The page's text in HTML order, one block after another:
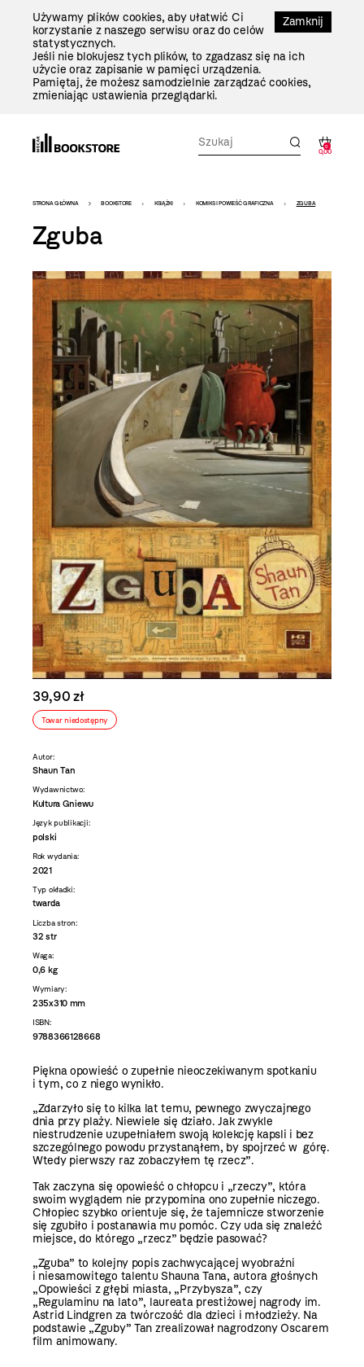
Zamknij
Używamy plików cookies, aby ułatwić Ci
korzystanie z naszego serwisu oraz do celów
statystycznych.
Jeśli nie blokujesz tych plików, to zgadzasz się na ich
użycie oraz zapisanie w pamięci urządzenia.
Pamiętaj, że możesz samodzielnie zarządzać cookies,
zmieniając ustawienia przeglądarki.
0
0,00
Bookstore
-
szablon
szczegóły
STRONA GŁÓWNA BOOKSTORE KSIĄŻKI KOMIKS I POWIEŚĆ GRAFICZNA ZGUBA
Zguba
39,90 zł
Towar niedostępny
Autor:
Shaun Tan
Wydawnictwo:
Kultura Gniewu
Język publikacji:
polski
Rok wydania:
2021
Typ okładki:
twarda
Liczba stron:
32 str
Waga:
0,6 kg
Wymiary:
235x310 mm
ISBN:
9788366128668
Piękna opowieść o zupełnie nieoczekiwanym spotkaniu
i tym, co z niego wynikło.
„Zdarzyło się to kilka lat temu, pewnego zwyczajnego
dnia przy plaży. Niewiele się działo. Jak zwykle
niestrudzenie uzupełniałem swoją kolekcję kapsli i bez
szczególnego powodu przystanąłem, by spojrzeć w górę.
Wtedy pierwszy raz zobaczyłem tę rzecz”.
Tak zaczyna się opowieść o chłopcu i „rzeczy”, która
swoim wyglądem nie przypomina ono zupełnie niczego.
Chłopiec szybko orientuje się, że tajemnicze stworzenie
się zgubiło i postanawia mu pomóc. Czy uda się znaleźć
miejsce, do którego „rzecz” będzie pasować?
„Zguba” to kolejny popis zachwycającej wyobraźni
i niesamowitego talentu Shauna Tana, autora głośnych
„Opowieści z głębi miasta, „Przybysza”, czy
„Regulaminu na lato”, laureata prestiżowej nagrody im.
Astrid Lindgren za twórczość dla dzieci i młodzieży. Na
podstawie „Zguby” Tan zrealizował nagrodzony Oscarem
film animowany.